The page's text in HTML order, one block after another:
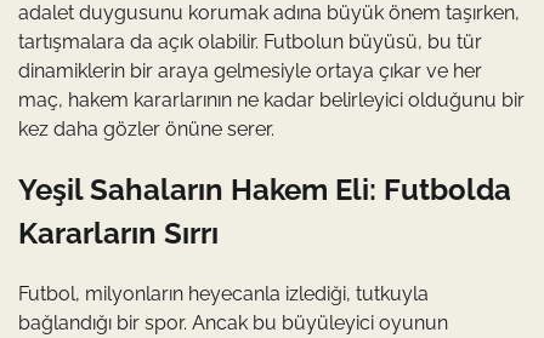
adalet duygusunu korumak adına büyük önem taşırken,
tartışmalara da açık olabilir. Futbolun büyüsü, bu tür
dinamiklerin bir araya gelmesiyle ortaya çıkar ve her
maç, hakem kararlarının ne kadar belirleyici olduğunu bir
kez daha gözler önüne serer.
Yeşil Sahaların Hakem Eli: Futbolda
Kararların Sırrı
Futbol, milyonların heyecanla izlediği, tutkuyla
bağlandığı bir spor. Ancak bu büyüleyici oyunun